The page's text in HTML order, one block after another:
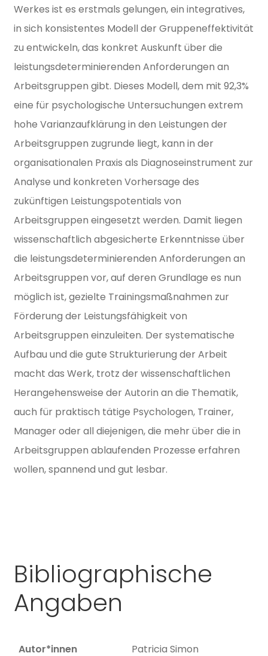
Werkes ist es erstmals gelungen, ein integratives,
in sich konsistentes Modell der Gruppeneffektivität
zu entwickeln, das konkret Auskunft über die
leistungsdeterminierenden Anforderungen an
Arbeitsgruppen gibt. Dieses Modell, dem mit 92,3%
eine für psychologische Untersuchungen extrem
hohe Varianzaufklärung in den Leistungen der
Arbeitsgruppen zugrunde liegt, kann in der
organisationalen Praxis als Diagnoseinstrument zur
Analyse und konkreten Vorhersage des
zukünftigen Leistungspotentials von
Arbeitsgruppen eingesetzt werden. Damit liegen
wissenschaftlich abgesicherte Erkenntnisse über
die leistungsdeterminierenden Anforderungen an
Arbeitsgruppen vor, auf deren Grundlage es nun
möglich ist, gezielte Trainingsmaßnahmen zur
Förderung der Leistungsfähigkeit von
Arbeitsgruppen einzuleiten. Der systematische
Aufbau und die gute Strukturierung der Arbeit
macht das Werk, trotz der wissenschaftlichen
Herangehensweise der Autorin an die Thematik,
auch für praktisch tätige Psychologen, Trainer,
Manager oder all diejenigen, die mehr über die in
Arbeitsgruppen ablaufenden Prozesse erfahren
wollen, spannend und gut lesbar.
Bibliographische
Angaben
Autor*innen Patricia Simon